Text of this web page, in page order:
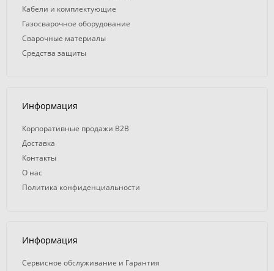
Кабели и комплектующие
Газосварочное оборудование
Сварочные материалы
Средства защиты
Информация
Корпоративные продажи B2B
Доставка
Контакты
О нас
Политика конфиденциальности
Информация
Сервисное обслуживание и Гарантия